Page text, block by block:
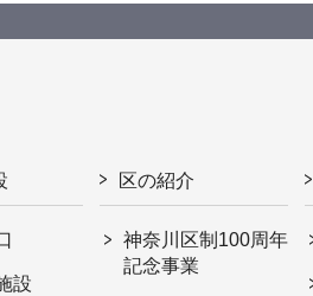
設
区の紹介
神奈川区制100周年
記念事業